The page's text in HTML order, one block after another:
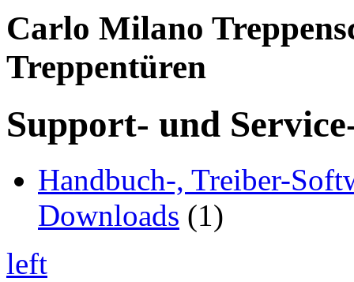
Carlo Milano
Treppentüren
Support- und
Handbuch-, Treiber-
Downloads (1)
left